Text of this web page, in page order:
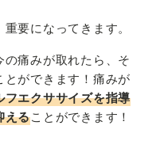
要になってきます。
痛みが取れたら、そ
ができます！痛みが
フエクササイズを指導
えることができます！